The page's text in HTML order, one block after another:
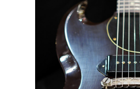
DJ機器
中古